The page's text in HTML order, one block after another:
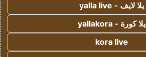
يلا لايف - yalla live
يلا كورة - yallakora
kora live